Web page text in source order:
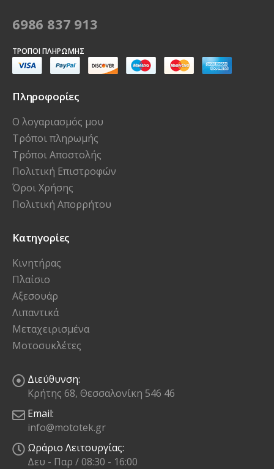
6986 837 913
ΤΡΌΠΟΙ ΠΛΗΡΩΜΉΣ
Πληροφορίες
Ο λογαριασμός μου
Τρόποι πληρωμής
Τρόποι Αποστολής
Πολιτική Επιστροφών
Όροι Χρήσης
Πολιτική Απορρήτου
Κατηγορίες
Κινητήρας
Πλαίσιο
Αξεσουάρ
Λιπαντικά
Μεταχειρισμένα
Μοτοσυκλέτες
Διεύθυνση:
Κρήτης 68, Θεσσαλονίκη 546 46
Email:
info@mototek.gr
Ωράριο Λειτουργίας:
Δευ - Παρ / 08:30 - 16:00